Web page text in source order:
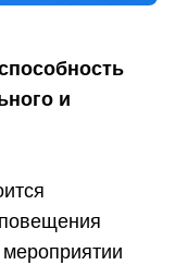
и